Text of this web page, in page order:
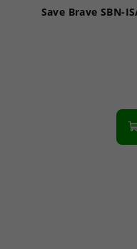
Save Brave SBN-